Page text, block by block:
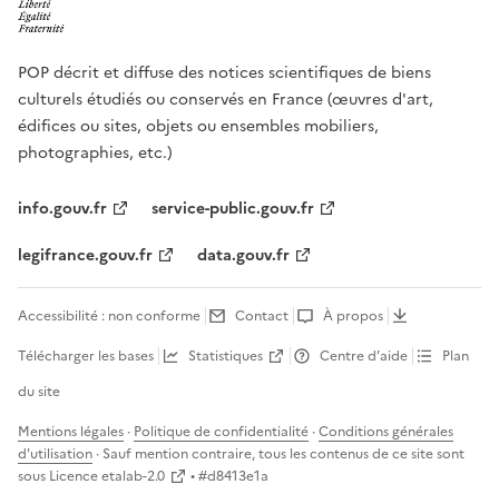
POP décrit et diffuse des notices scientifiques de biens
culturels étudiés ou conservés en France (œuvres d'art,
édifices ou sites, objets ou ensembles mobiliers,
photographies, etc.)
info.gouv.fr
service-public.gouv.fr
legifrance.gouv.fr
data.gouv.fr
Accessibilité : non conforme Contact
À propos
Télécharger les bases
Statistiques Centre d’aide
Plan
du site
Mentions légales · Politique de confidentialité ·Conditions générales
d'utilisation · Sauf mention contraire, tous les contenus de ce site sont
sous Licence etalab-2.0 • #d8413e1a